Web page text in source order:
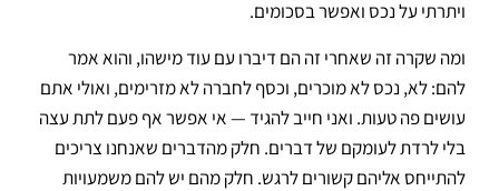
ויתרתי על נכס ואפשר בסכומים.
ומה שקרה זה שאחרי זה הם דיברו עם עוד מישהו, והוא אמר
להם: לא, נכס לא מוכרים, וכסף לחברה לא מזרימים, ואולי אתם
עושים פה טעות. ואני חייב להגיד — אי אפשר אף פעם לתת עצה
בלי לרדת לעומקם של דברים. חלק מהדברים שאנחנו צריכים
להתייחס אליהם קשורים לרגש. חלק מהם יש להם משמעויות